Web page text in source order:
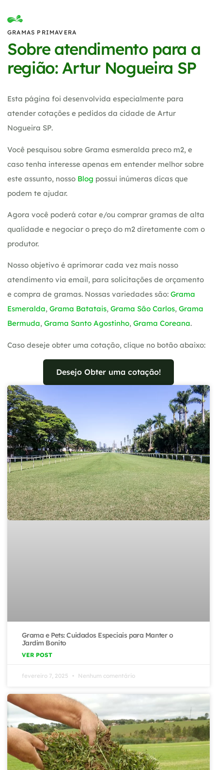
GRAMAS PRIMAVERA
Sobre atendimento para a
região: Artur Nogueira SP
Esta página foi desenvolvida especialmente para
atender cotações e pedidos da cidade de Artur
Nogueira SP.
Você pesquisou sobre Grama esmeralda preco m2, e
caso tenha interesse apenas em entender melhor sobre
este assunto, nosso Blog possui inúmeras dicas que
podem te ajudar.
Agora você poderá cotar e/ou comprar gramas de alta
qualidade e negociar o preço do m2 diretamente com o
produtor.
Nosso objetivo é aprimorar cada vez mais nosso
atendimento via email, para solicitações de orçamento
e compra de gramas. Nossas variedades são: Grama
Esmeralda, Grama Batatais, Grama São Carlos, Grama
Bermuda, Grama Santo Agostinho, Grama Coreana.
Caso deseje obter uma cotação, clique no botão abaixo:
Desejo Obter uma cotação!
Grama e Pets: Cuidados Especiais para Manter o
Jardim Bonito
VER POST
fevereiro 7, 2025 Nenhum comentário